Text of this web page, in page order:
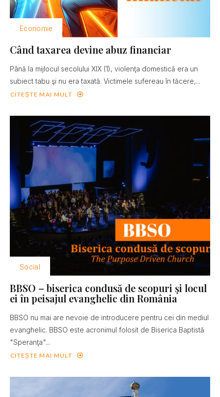
Economie
Când taxarea devine abuz financiar
Până la mijlocul secolului XIX (1), violenţa domestică era un
subiect tabu şi nu era taxată. Victimele sufereau în tăcere,...
CITEȘTE MAI MULT
Social
BBSO – biserica condusă de scopuri şi locul
ei în peisajul evanghelic din România
BBSO nu mai are nevoie de introducere pentru cei din mediul
evanghelic. BBSO este acronimul folosit de Biserica Baptistă
"Speranţa"...
CITEȘTE MAI MULT